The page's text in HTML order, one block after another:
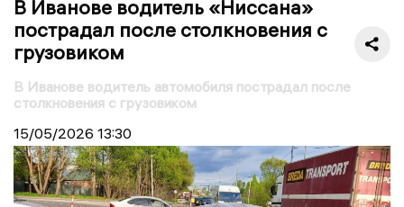
В Иванове водитель «Ниссана»
пострадал после столкновения с
грузовиком
В Иванове водитель автомобиля пострадал после
столкновения с грузовиком
15/05/2026 13:30